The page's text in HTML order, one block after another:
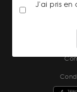
J'ai pris en